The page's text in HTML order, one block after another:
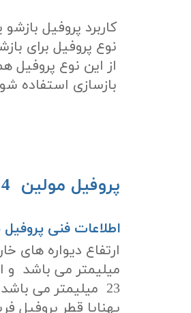
نوع پروفیل برای
از این نوع پروفیل
بازسازی استفاده
اطلاعات فنی پروفیل مولین 4 کاناله پنجره
23 میلیمتر می باشد
پهنایا قطر پروفیل فریم 4 کاناله رئال وین 40